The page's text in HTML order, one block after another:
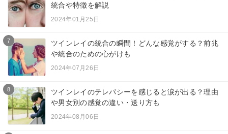
統合や特徴を解説
2024年01月25日
7
ツインレイの統合の瞬間！どんな感覚がする？前兆
や統合のための心がけも
2024年07月26日
8
ツインレイのテレパシーを感じると涙が出る？理由
や男女別の感覚の違い・送り方も
2024年08月06日